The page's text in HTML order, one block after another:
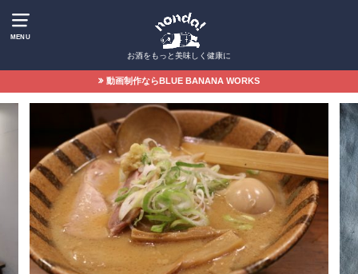
MENU
お酒をもっと美味しく健康に
動画制作ならBLUE BANANA WORKS